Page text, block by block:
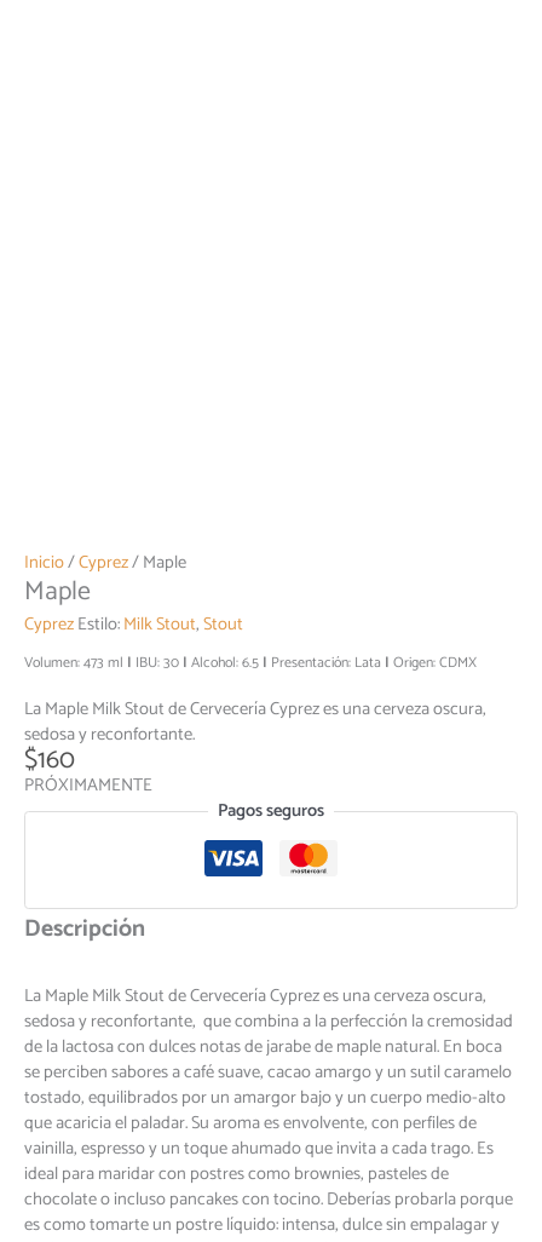
Inicio/Cyprez/ Maple
Maple
CyprezEstilo:Milk Stout,Stout
Volumen: 473 ml IBU: 30 Alcohol: 6.5 Presentación: Lata Origen: CDMX
La Maple Milk Stout de Cervecería Cyprez es una cerveza oscura,
sedosa y reconfortante.
$160
PRÓXIMAMENTE
Pagos seguros
Descripción
La Maple Milk Stout de Cervecería Cyprez es una cerveza oscura,
sedosa y reconfortante, que combina a la perfección la cremosidad
de la lactosa con dulces notas de jarabe de maple natural. En boca
se perciben sabores a café suave, cacao amargo y un sutil caramelo
tostado, equilibrados por un amargor bajo y un cuerpo medio-alto
que acaricia el paladar. Su aroma es envolvente, con perfiles de
vainilla, espresso y un toque ahumado que invita a cada trago. Es
ideal para maridar con postres como brownies, pasteles de
chocolate o incluso pancakes con tocino. Deberías probarla porque
es como tomarte un postre líquido: intensa, dulce sin empalagar y